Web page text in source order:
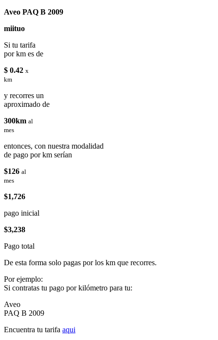
Aveo PAQ B 2009
miituo
Si tu tarifa
por km es de
$ 0.42 x
km
y recorres un
aproximado de
300km al
mes
entonces, con nuestra modalidad
de pago por km serían
$126 al
mes
$1,726
pago inicial
$3,238
Pago total
De esta forma solo pagas por los km que recorres.
Por ejemplo:
Si contratas tu pago por kilómetro para tu:
Aveo
PAQ B 2009
Encuentra tu tarifa aqui